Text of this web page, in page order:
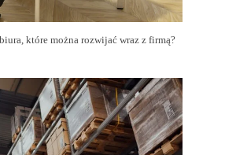
które można rozwijać wraz z firmą?